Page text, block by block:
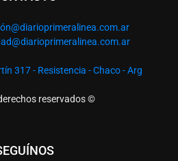
n@diarioprimeralinea.com.ar
317 - Resistencia - Chaco - Arg
reservados ©